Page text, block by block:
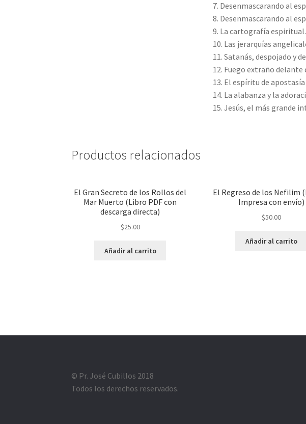
7. Desenmascarando al
8. Desenmascarando al
9. La cartografía espiritual.
10. Las jerarquías
11. Satanás, despojado y
12. Fuego extraño delante
13. El espíritu de
14. La alabanza y la
15. Jesús, el más grande
Productos relacionados
El Gran Secreto de los Rollos del
Mar Muerto (Libro PDF con
descarga directa)
$25.00
Añadir al carrito
El Regreso de los Nefilim
Impresa con envío)
$50.00
Añadir al carrito
© Pr. José Cubillos 2018
Todos los derechos reservados.